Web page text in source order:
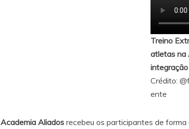
Treino
atletas na
Crédito:
ente
Academia Aliados recebeu os participantes de forma